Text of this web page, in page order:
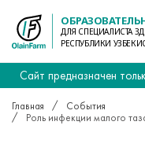
ДЛЯ СПЕЦИАЛИСТА
РЕСПУБЛИКИ
Сайт предназначен
Главная
События
Роль инфекции малого